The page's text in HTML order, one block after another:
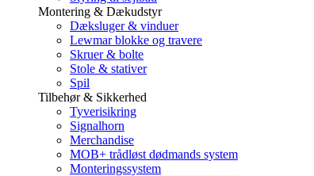
Montering & Dækudstyr
Dæksluger & vinduer
Lewmar blokke og travere
Skruer & bolte
Stole & stativer
Spil
Tilbehør & Sikkerhed
Tyverisikring
Signalhorn
Merchandise
MOB+ trådløst dødmands system
Monteringssystem